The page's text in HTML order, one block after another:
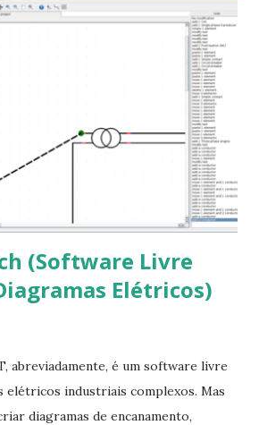
Ao instalar o GNU/Linux abra o
comando: $ sudo apt-get install ttf-
Leia os termos de uso e avance
aceite os termos de uso clicando
abra o LibreOffice e veja se as
Arial estão instaladas. Caso
precisa reinstalar, execute: $ sudo
ttf-mscorefonts-installer
(Software Livre
Elétricos)
abreviadamente, é um software livre
elétricos industriais complexos. Mas
diagramas de encanamento,